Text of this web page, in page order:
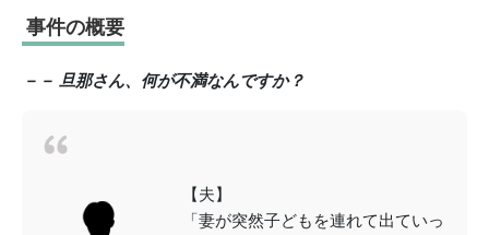
事件の概要
－－ 旦那さん、何が不満なんですか？
【夫】
「妻が突然子どもを連れて出ていっ